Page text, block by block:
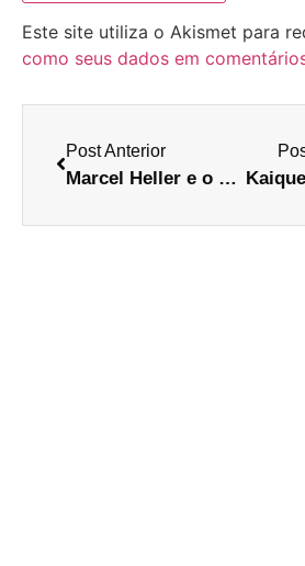
Este site utiliza o Akismet para
como seus dados em
Post Anterior
Marcel Heller e o gol mais perdido de todos os tempos